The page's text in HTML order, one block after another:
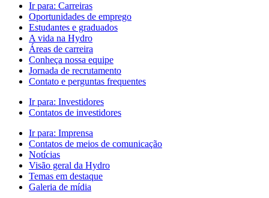
Ir para: Carreiras
Oportunidades de emprego
Estudantes e graduados
A vida na Hydro
Áreas de carreira
Conheça nossa equipe
Jornada de recrutamento
Contato e perguntas frequentes
Ir para: Investidores
Contatos de investidores
Ir para: Imprensa
Contatos de meios de comunicação
Notícias
Visão geral da Hydro
Temas em destaque
Galeria de mídia